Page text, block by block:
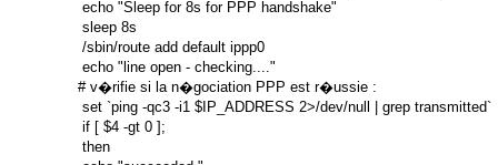
echo "Sleep for 8s for PPP handshake"
sleep 8s
/sbin/route add default ippp0
echo "line open - checking...."
# v�rifie si la n�gociation PPP est r�ussie :
set `ping -qc3 -i1 $IP_ADDRESS 2>/dev/null | grep transmitted`
if [ $4 -gt 0 ];
then